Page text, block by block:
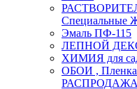
Специальные
Эмаль ПФ-115
ЛЕПНОЙ
ХИМИЯ для
ОБОИ , Пленка
РАСПРОДАЖА